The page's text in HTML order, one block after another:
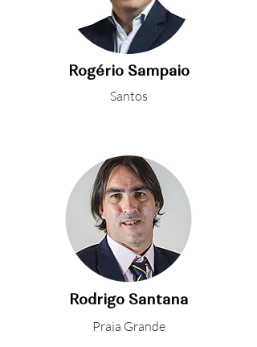
Rogério Sampaio
Santos
Rodrigo Santana
Praia Grande